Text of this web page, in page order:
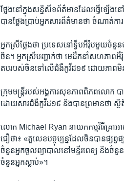
ថ្លែង​នៅ​ក្នុង​សន្និសីទ​ព័ត៌មាន​ដែល​ធ្វើ​ឡើង​ន
បាន​ថ្លែង​ប្រាប់​អ្នក​សារព័ត៌មាន​ថា ចំណាត់
អ្នកស្រី​ថ្លែងថា​ ប្រទេស​នៅ​ទ្វីប​អឺរ៉ុប​មួយ​ចំនួ
ចិន។ អ្នកស្រី​បញ្ជាក់​ថា មេដឹកនាំ​សហភាព​អឺ
តប​របស់​ចិន​ទៅ​លើ​ជំងឺ​កូវីដ១៩ ដោយ​ភាព​មិ
ក្រុម​មន្ត្រី​របស់​អង្គការ​សុខភាព​ពិភពលោក
ដោយសារ​ជំងឺ​កូវីដ១៩ និង​បាន​ព្រមាន​ថា ស្ថិតិ​
លោក Michael Ryan នាយក​កម្មវិធី​គ្រាអ
ជឿ​ថា៖ «តួលេខ​បច្ចុប្បន្ន​ដែល​ចិន​បាន​ផ្សព្
ចំនួន​អ្នក​ចូល​ព្យាបាល​នៅ​មន្ទីរពេទ្យ និង​ចំនួ
ចំនួន​អ្នកស្លាប់»។